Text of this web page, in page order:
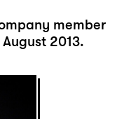
member
2013.